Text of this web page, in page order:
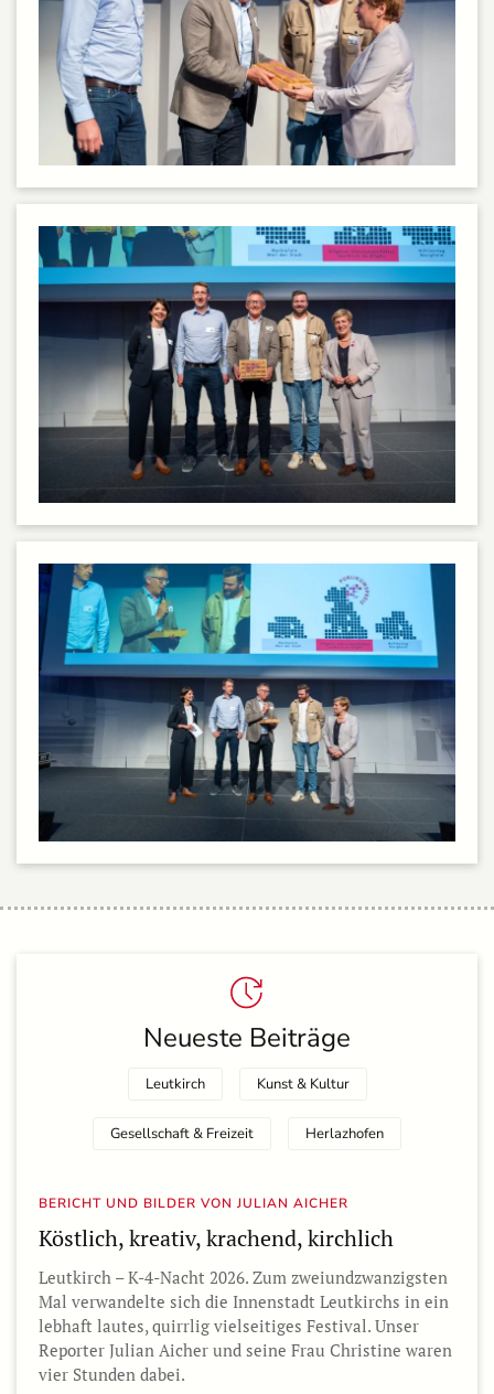
Neueste Beiträge
Leutkirch Kunst & Kultur
Gesellschaft & Freizeit Her­laz­hofen
BERICHT UND BILDER VON JULIAN AICHER
Köstlich, kreativ, krachend, kirchlich
Leutkirch – K-4-Nacht 2026. Zum zweiundzwanzigsten
Mal verwandelte sich die Innenstadt Leutkirchs in ein
lebhaft lautes, quirrlig vielseitiges Festival. Unser
Reporter Julian Aicher und seine Frau Christine waren
vier Stunden dabei.